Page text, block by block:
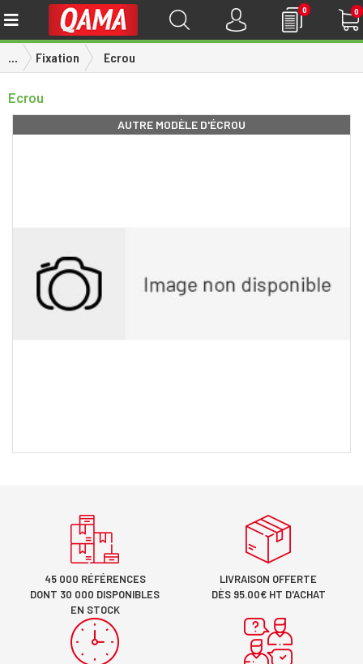
0 0
... Fixation Ecrou
Ecrou
AUTRE MODÈLE D'ÉCROU
45 000 RÉFÉRENCES
DONT 30 000 DISPONIBLES
EN STOCK
LIVRAISON OFFERTE
DÈS 95.00€ HT D'ACHAT